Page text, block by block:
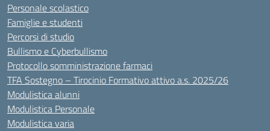
Personale scolastico
Famiglie e studenti
Percorsi di studio
Bullismo e Cyberbullismo
Protocollo somministrazione farmaci
TFA Sostegno – Tirocinio Formativo attivo a.s. 2025/26
Modulistica alunni
Modulistica Personale
Modulistica varia